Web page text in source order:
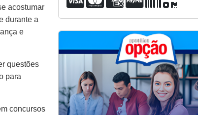
acostumar
durante a
e
questões
para
concursos